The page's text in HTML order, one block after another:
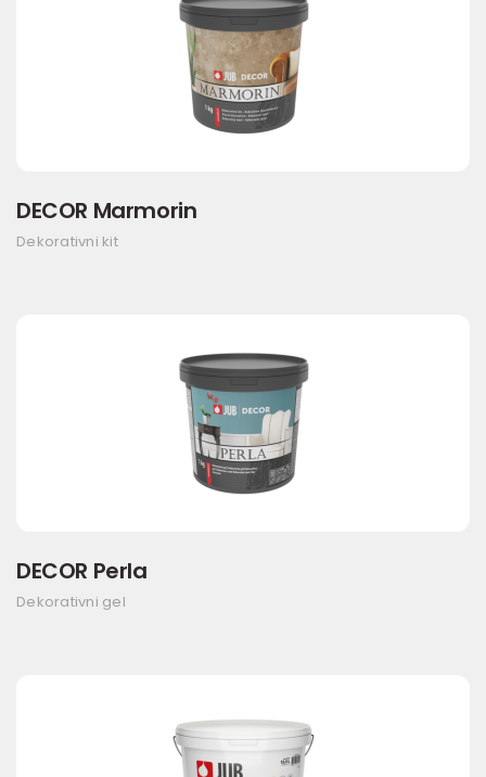
DECOR Marmorin
Dekorativni kit
DECOR Perla
Dekorativni gel